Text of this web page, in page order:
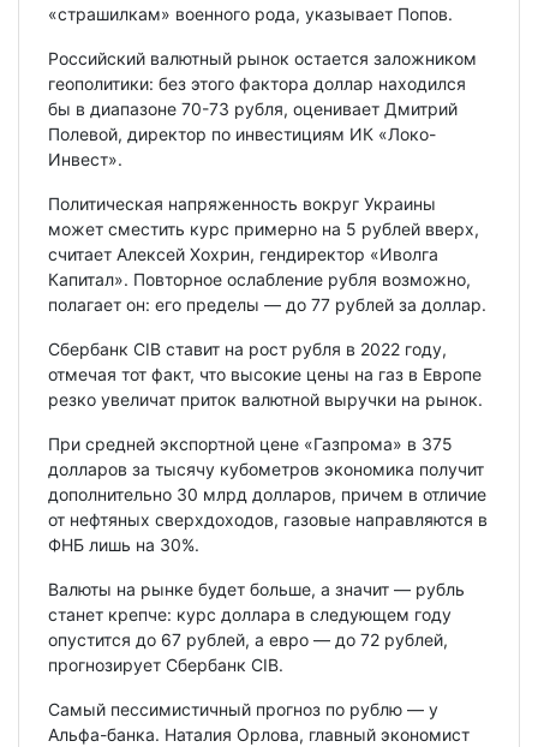
«страшилкам» военного рода, указывает Попов.
Российский валютный рынок остается заложником
геополитики: без этого фактора доллар находился
бы в диапазоне 70-73 рубля, оценивает Дмитрий
Полевой, директор по инвестициям ИК «Локо-
Инвест».
Политическая напряженность вокруг Украины
может сместить курс примерно на 5 рублей вверх,
считает Алексей Хохрин, гендиректор «Иволга
Капитал». Повторное ослабление рубля возможно,
полагает он: его пределы — до 77 рублей за доллар.
Сбербанк CIB ставит на рост рубля в 2022 году,
отмечая тот факт, что высокие цены на газ в Европе
резко увеличат приток валютной выручки на рынок.
При средней экспортной цене «Газпрома» в 375
долларов за тысячу кубометров экономика получит
дополнительно 30 млрд долларов, причем в отличие
от нефтяных сверхдоходов, газовые направляются в
ФНБ лишь на 30%.
Валюты на рынке будет больше, а значит — рубль
станет крепче: курс доллара в следующем году
опустится до 67 рублей, а евро — до 72 рублей,
прогнозирует Сбербанк CIB.
Самый пессимистичный прогноз по рублю — у
Альфа-банка. Наталия Орлова, главный экономист